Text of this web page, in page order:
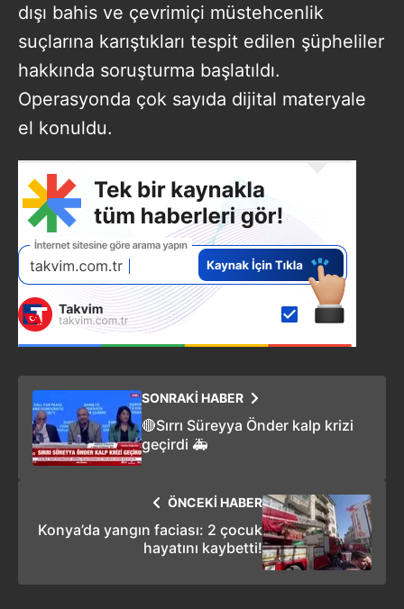
dışı bahis ve çevrimiçi müstehcenlik
suçlarına karıştıkları tespit edilen şüpheliler
hakkında soruşturma başlatıldı.
Operasyonda çok sayıda dijital materyale
el konuldu.
SONRAKİ HABER
🔴Sırrı Süreyya Önder kalp krizi
geçirdi 🚑
ÖNCEKİ HABER
Konya’da yangın faciası: 2 çocuk
hayatını kaybetti!